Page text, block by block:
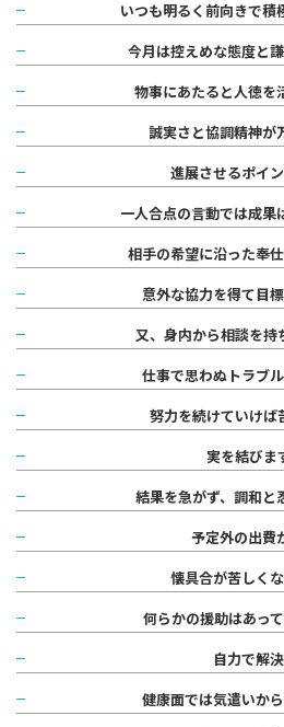
いつも明るく前向きで積
今月は控えめな態度と
物事にあたると人徳を
誠実さと協調精神が
進展させるポイン
一人合点の言動では成果
相手の希望に沿った奉
意外な協力を得て目標
又、身内から相談を持
仕事で思わぬトラブ
努力を続けていけば
実を結びま
結果を急がず、調和と
予定外の出費
懐具合が苦しくな
何らかの援助はあっ
自力で解決
健康面では気遣いから